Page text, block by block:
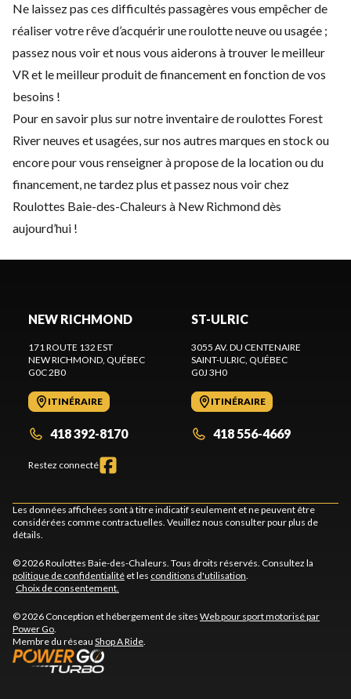
Ne laissez pas ces difficultés passagères vous empêcher de
réaliser votre rêve d’acquérir une roulotte neuve ou usagée ;
passez nous voir et nous vous aiderons à trouver le meilleur
VR et le meilleur produit de financement en fonction de vos
besoins !
Pour en savoir plus sur notre inventaire de roulottes Forest
River neuves et usagées, sur nos autres marques en stock ou
encore pour vous renseigner à propose de la location ou du
financement, ne tardez plus et passez nous voir chez
Roulottes Baie-des-Chaleurs à New Richmond dès
aujourd’hui !
NEW RICHMOND
171 ROUTE 132 EST
NEW RICHMOND, QUÉBEC
G0C 2B0
ITINÉRAIRE
418 392-8170
Restez connecté
ST-ULRIC
3055 AV. DU CENTENAIRE
SAINT-ULRIC, QUÉBEC
G0J 3H0
ITINÉRAIRE
418 556-4669
Les données affichées sont à titre indicatif seulement et ne peuvent être
considérées comme contractuelles. Veuillez nous consulter pour plus de
détails.
© 2026 Roulottes Baie-des-Chaleurs. Tous droits réservés. Consultez la
politique de confidentialité et les conditions d'utilisation.
Choix de consentement.
© 2026 Conception et hébergement de sites Web pour sport motorisé par
Power Go.
Membre du réseau Shop A Ride.